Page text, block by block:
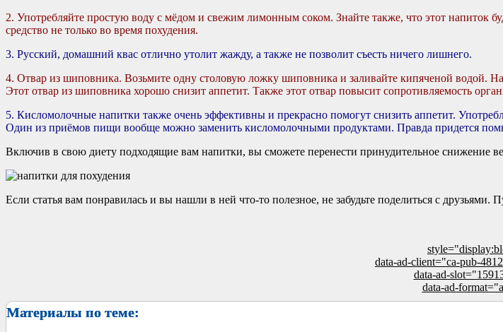
2. Употребляйте простую воду с мёдом и свежим лимонным соком. Знайте также, что этот напиток
средство не только во время похудения.
3. Русский, домашний квас отлично утолит жажду, а также не позволит съесть ничего лишнего.
4. Отвар из шиповника. Возьмите одну столовую ложку шиповника и заливайте кипяченой водой.
Этот отвар из шиповника хорошо снизит аппетит. Также этот отвар повысит сопротивляемость
5. Кисломолочные напитки также очень эффективны и прекрасно помогут снизить аппетит.
Один из приёмов пищи вообще можно заменить кисломолочными продуктами. Правда придется
Включив в свою диету подходящие вам напитки, вы сможете перенести принудительное снижение
Если статья вам понравилась и вы нашли в ней что-то полезное, не забудьте поделиться с
data-ad-client="ca-pub-
data-ad-
data-ad-
Материалы по теме: